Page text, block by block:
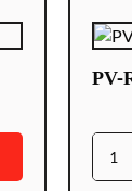
PV-
PV-